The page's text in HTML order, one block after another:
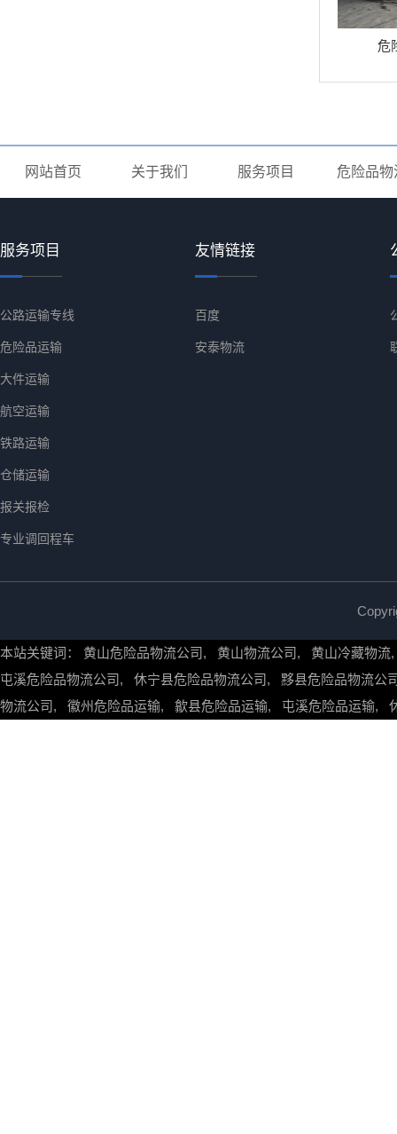
危
网站首页 关于我们 服务项目 危险品物
服务项目
公路运输专线
危险品运输
大件运输
航空运输
铁路运输
仓储运输
报关报检
专业调回程车
友情链接
百度
安泰物流
本站关键词： 黄山危险品物流公司, 黄山物流公司, 黄山冷藏物流
屯溪危险品物流公司, 休宁县危险品物流公司, 黟县危险品物流公
物流公司, 徽州危险品运输, 歙县危险品运输, 屯溪危险品运输,